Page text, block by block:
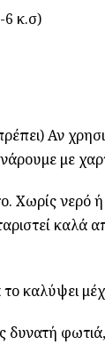
6 κ.σ)
Αν
με
Χωρίς νερό
καλά
καλύψει
δυνατή